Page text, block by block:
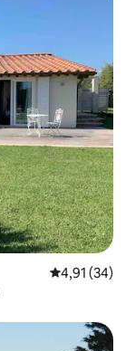
Évaluation
4,91 (34)